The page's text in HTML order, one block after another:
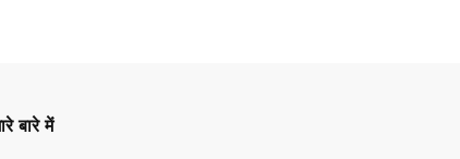
बारे में